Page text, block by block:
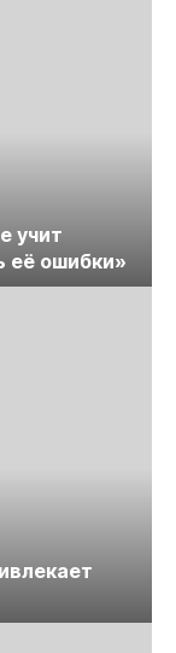
учит
её ошибки»